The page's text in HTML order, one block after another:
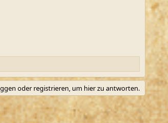
oder registrieren, um hier zu antworten.